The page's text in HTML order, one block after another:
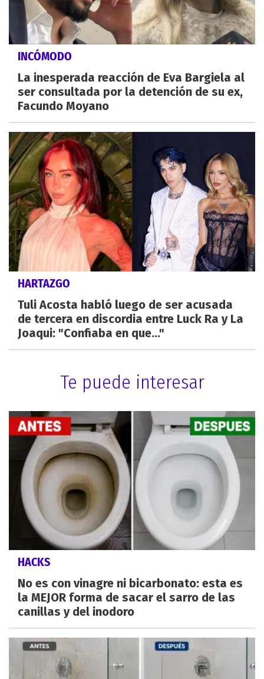
INCÓMODO
La inesperada reacción de Eva Bargiela al
ser consultada por la detención de su ex,
Facundo Moyano
HARTAZGO
Tuli Acosta habló luego de ser acusada
de tercera en discordia entre Luck Ra y La
Joaqui: "Confiaba en que..."
Te puede interesar
HACKS
No es con vinagre ni bicarbonato: esta es
la MEJOR forma de sacar el sarro de las
canillas y del inodoro